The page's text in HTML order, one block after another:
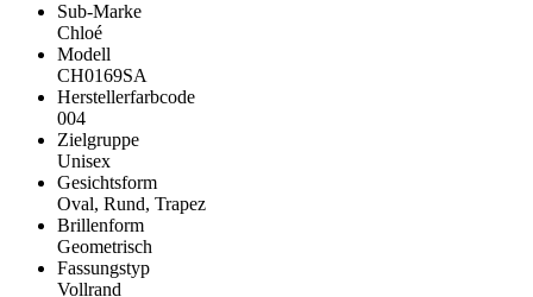
Sub-Marke
Chloé
Modell
CH0169SA
Herstellerfarbcode
004
Zielgruppe
Unisex
Gesichtsform
Oval, Rund, Trapez
Brillenform
Geometrisch
Fassungstyp
Vollrand